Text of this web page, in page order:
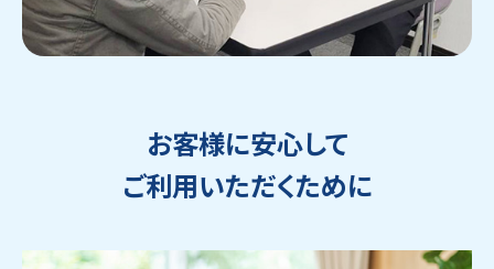
お客様に安心して
ご利用いただくために